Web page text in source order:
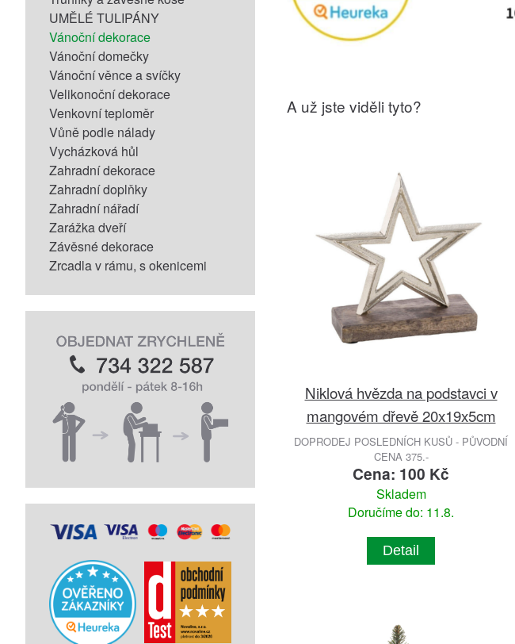
UMĚLÉ TULIPÁNY
Vánoční dekorace
Vánoční domečky
Vánoční věnce a svíčky
Velikonoční dekorace
Venkovní teploměr
Vůně podle nálady
Vycházková hůl
Zahradní dekorace
Zahradní doplňky
Zahradní nářadí
Zarážka dveří
Závěsné dekorace
Zrcadla v rámu, s okenicemi
A už jste viděli tyto?
Niklová hvězda na podstavci v
mangovém dřevě 20x19x5cm
DOPRODEJ POSLEDNÍCH KUSŮ - PŮVODNÍ
CENA 375.-
Cena: 100 Kč
Skladem
Doručíme do: 11.8.
Detail